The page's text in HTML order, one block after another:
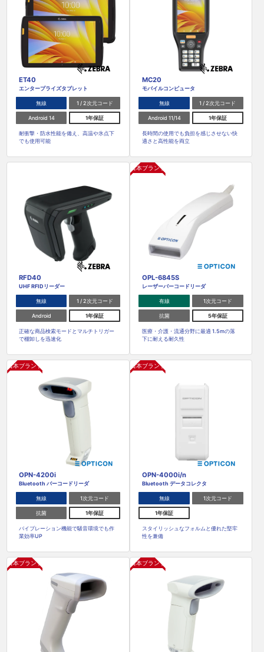
ET40
エンタープライズタブレット
無線 1 / 2次元コード
Android 14 1年保証
耐衝撃・防水性能を備え、高温や氷点下
でも使用可能
MC20
モバイルコンピュータ
無線 1 / 2次元コード
Android 11/14 1年保証
長時間の使用でも負担を感じさせない快
適さと高性能を両立
RFD40
UHF RFIDリーダー
無線 1 / 2次元コード
Android 1年保証
正確な商品検索モードとマルチトリガー
で棚卸しを迅速化
日本ブランド
OPL-6845S
レーザーバーコードリーダ
有線 1次元コード
抗菌 5年保証
医療・介護・流通分野に最適 1.5mの落
下に耐える耐久性
日本ブランド
OPN-4200i
Bluetooth バーコードリーダ
無線 1次元コード
抗菌 1年保証
バイブレーション機能で騒音環境でも作
業効率UP
日本ブランド
OPN-4000i/n
Bluetooth データコレクタ
無線 1次元コード
1年保証
スタイリッシュなフォルムと優れた堅牢
性を兼備
日本ブランド 日本ブランド